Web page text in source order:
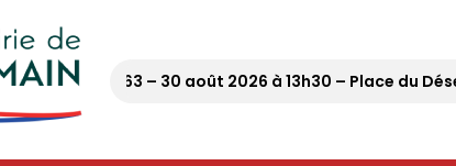
tour 63 – 30 août 2026 à 13h30 – Place du Désert